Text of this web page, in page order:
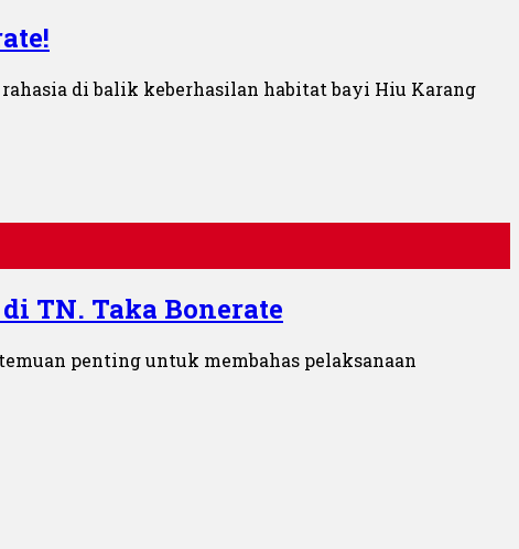
di balik keberhasilan habitat bayi Hiu Karang
TN. Taka Bonerate
penting untuk membahas pelaksanaan